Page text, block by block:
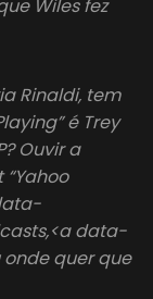
Wiles fez
Rinaldi, tem
é Trey
Ouvir a
data-
onde quer que